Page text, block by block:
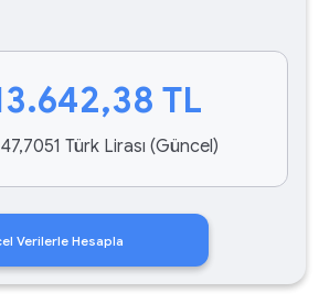
TL
Türk Lirası (Güncel)
Verilerle Hesapla